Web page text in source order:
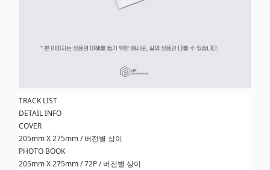
TRACK LIST
DETAIL INFO
COVER
205mm X 275mm / 버전별 상이
PHOTO BOOK
205mm X 275mm / 72P / 버전별 상이